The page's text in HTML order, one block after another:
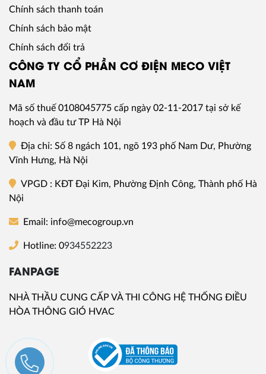
CÔNG TY CỔ PHẦN CƠ ĐIỆN MECO VIỆT
NAM
Mã số thuế 0108045775 cấp ngày 02-11-2017 tại sở kế
hoạch và đầu tư TP Hà Nội
Địa chỉ: Số 8 ngách 101, ngõ 193 phố Nam Dư, Phường
Vĩnh Hưng, Hà Nội
VPGD : KĐT Đại Kim, Phường Định Công, Thành phố Hà
Nội
Email: info@mecogroup.vn
Hotline: 0934552223
Chính sách thanh toán
Chính sách bảo mật
Chính sách đổi trả
FANPAGE
NHÀ THẦU CUNG CẤP VÀ THI CÔNG HỆ THỐNG ĐIỀU
HÒA THÔNG GIÓ HVAC